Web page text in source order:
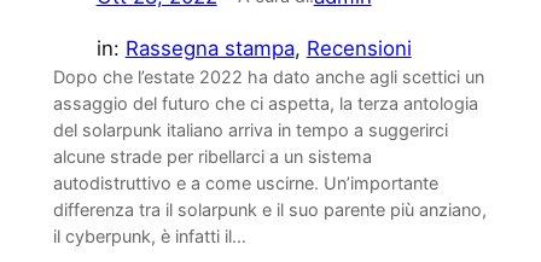
in: Rassegna stampa, Recensioni
Dopo che l’estate 2022 ha dato anche agli scettici un
assaggio del futuro che ci aspetta, la terza antologia
del solarpunk italiano arriva in tempo a suggerirci
alcune strade per ribellarci a un sistema
autodistruttivo e a come uscirne. Un’importante
differenza tra il solarpunk e il suo parente più anziano,
il cyberpunk, è infatti il…